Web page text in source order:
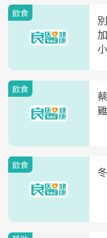
飲食
飲食
雞
飲食